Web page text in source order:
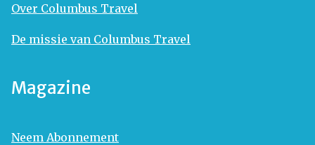
Over Columbus Travel
De missie van Columbus Travel
Magazine
Neem Abonnement